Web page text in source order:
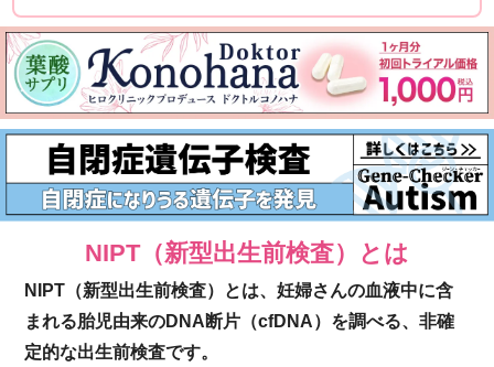
NIPT（新型出生前検査）とは
NIPT（新型出生前検査）とは、妊婦さんの血液中に含
まれる胎児由来のDNA断片（cfDNA）を調べる、非確
定的な出生前検査です。